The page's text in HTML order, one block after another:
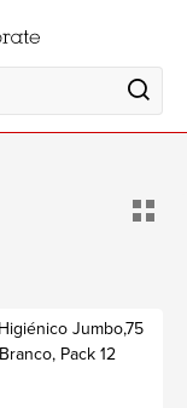
Jumbo,75
Pack 12